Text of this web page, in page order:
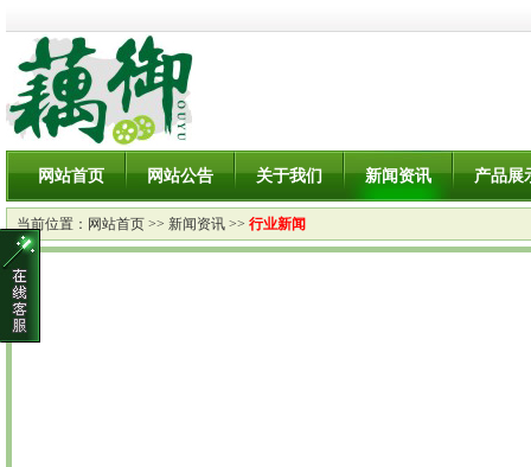
网站首页 网站公告 关于我们 新闻资讯 产品展
当前位置： 网站首页 >> 新闻资讯 >> 行业新闻